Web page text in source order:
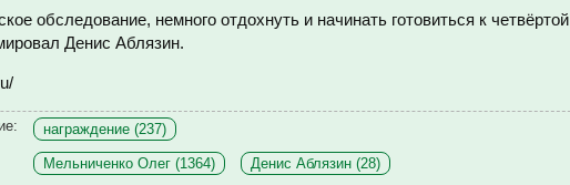
обследование, немного отдохнуть и начинать готовиться к четвёртой
Денис Аблязин.
награждение (237)
Мельниченко Олег (1364)
Денис Аблязин (28)